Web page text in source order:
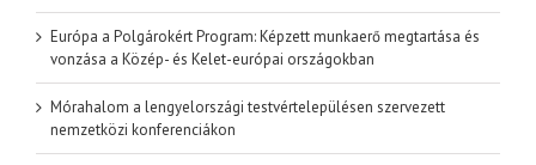
Európa a Polgárokért Program: Képzett munkaerő megtartása és
vonzása a Közép- és Kelet-európai országokban
Mórahalom a lengyelországi testvértelepülésen szervezett
nemzetközi konferenciákon